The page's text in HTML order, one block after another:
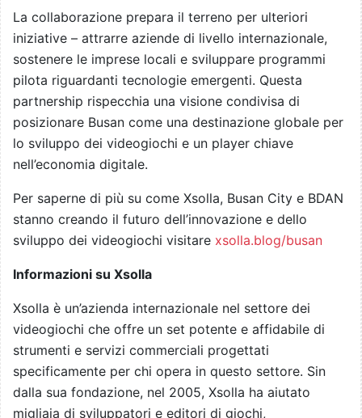
La collaborazione prepara il terreno per ulteriori
iniziative – attrarre aziende di livello internazionale,
sostenere le imprese locali e sviluppare programmi
pilota riguardanti tecnologie emergenti. Questa
partnership rispecchia una visione condivisa di
posizionare Busan come una destinazione globale per
lo sviluppo dei videogiochi e un player chiave
nell’economia digitale.
Per saperne di più su come Xsolla, Busan City e BDAN
stanno creando il futuro dell’innovazione e dello
sviluppo dei videogiochi visitare xsolla.blog/busan
Informazioni su Xsolla
Xsolla è un’azienda internazionale nel settore dei
videogiochi che offre un set potente e affidabile di
strumenti e servizi commerciali progettati
specificamente per chi opera in questo settore. Sin
dalla sua fondazione, nel 2005, Xsolla ha aiutato
migliaia di sviluppatori e editori di giochi,